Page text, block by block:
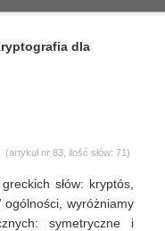
dla
(artykuł nr 83, ilość słów: 71)
słów: kryptós,
wyróżniamy
symetryczne i